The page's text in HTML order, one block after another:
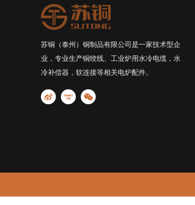
苏铜（泰州）铜制品有限公司是一家技术型企
业，专业生产铜绞线、工业炉用水冷电缆，水
冷补偿器，软连接等相关电炉配件。